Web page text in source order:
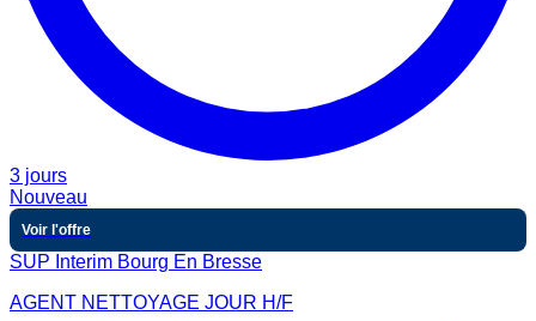
3 jours
Nouveau
Voir l'offre
SUP Interim Bourg En Bresse
AGENT NETTOYAGE JOUR H/F